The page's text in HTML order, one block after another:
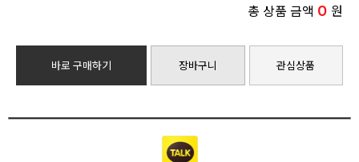
총 상품 금액 0 원
바로 구매하기 장바구니 관심상품